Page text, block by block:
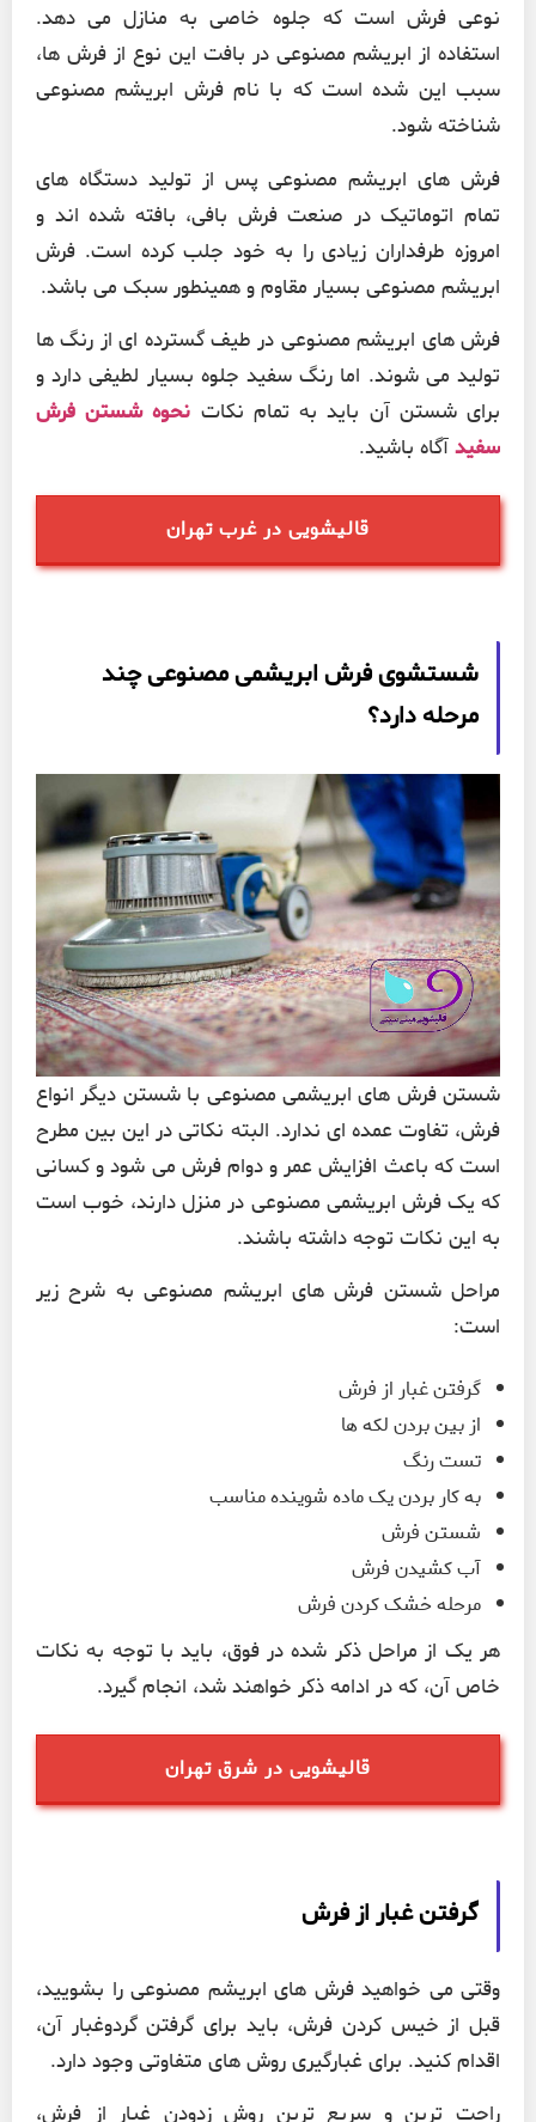
نوعی فرش است که جلوه خاصی به منازل می دهد.
استفاده از ابریشم مصنوعی در بافت این نوع از فرش ها،
سبب این شده است که با نام فرش ابریشم مصنوعی
شناخته شود.
فرش های ابریشم مصنوعی پس از تولید دستگاه های
تمام اتوماتیک در صنعت فرش بافی، بافته شده اند و
امروزه طرفداران زیادی را به خود جلب کرده است. فرش
ابریشم مصنوعی بسیار مقاوم و همینطور سبک می باشد.
فرش های ابریشم مصنوعی در طیف گسترده ای از رنگ ها
تولید می شوند. اما رنگ سفید جلوه بسیار لطیفی دارد و
برای شستن آن باید به تمام نکات نحوه شستن فرش
سفیدآگاه باشید.
قالیشویی در غرب تهران
شستشوی فرش ابریشمی مصنوعی چند
مرحله دارد؟
شستن فرش های ابریشمی مصنوعی با شستن دیگر انواع
فرش، تفاوت عمده ای ندارد. البته نکاتی در این بین مطرح
است که باعث افزایش عمر و دوام فرش می شود و کسانی
که یک فرش ابریشمی مصنوعی در منزل دارند، خوب است
به این نکات توجه داشته باشند.
مراحل شستن فرش های ابریشم مصنوعی به شرح زیر
است:
گرفتن غبار از فرش
از بین بردن لکه ها
تست رنگ
به کار بردن یک ماده شوینده مناسب
شستن فرش
آب کشیدن فرش
مرحله خشک کردن فرش
هر یک از مراحل ذکر شده در فوق، باید با توجه به نکات
خاص آن، که در ادامه ذکر خواهند شد، انجام گیرد.
قالیشویی در شرق تهران
گرفتن غبار از فرش
وقتی می خواهید فرش های ابریشم مصنوعی را بشویید،
قبل از خیس کردن فرش، باید برای گرفتن گردوغبار آن،
اقدام کنید. برای غبارگیری روش های متفاوتی وجود دارد.
راحت ترین و سریع ترین روش زدودن غبار از فرش،